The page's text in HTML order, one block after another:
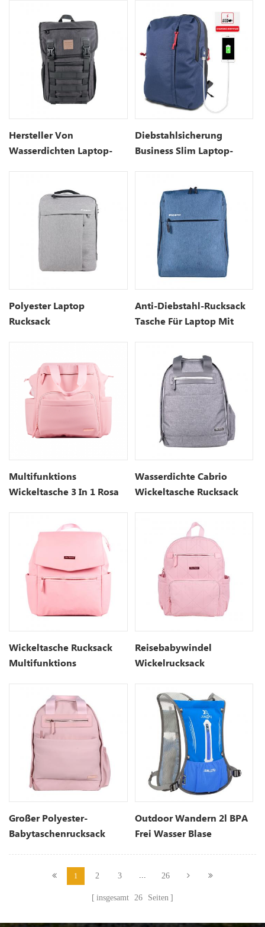
Hersteller Von
Wasserdichten Laptop-
Diebstahlsicherung
Business Slim Laptop-
Polyester Laptop
Rucksack
Anti-Diebstahl-Rucksack
Tasche Für Laptop Mit
Multifunktions
Wickeltasche 3 In 1 Rosa
Wasserdichte Cabrio
Wickeltasche Rucksack
Wickeltasche Rucksack
Multifunktions
Wickeltaschen
Reisebabywindel
Wickelrucksack
Großer Polyester-
Babytaschenrucksack
Outdoor Wandern 2l BPA
Frei Wasser Blase
1 2 3 ... 26
insgesamt 26 Seiten